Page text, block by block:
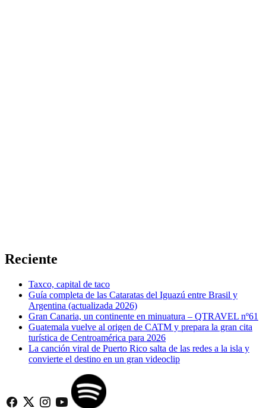
Reciente
Taxco, capital de taco
Guía completa de las Cataratas del Iguazú entre Brasil y
Argentina (actualizada 2026)
Gran Canaria, un continente en minuatura – QTRAVEL nº61
Guatemala vuelve al origen de CATM y prepara la gran cita
turística de Centroamérica para 2026
La canción viral de Puerto Rico salta de las redes a la isla y
convierte el destino en un gran videoclip